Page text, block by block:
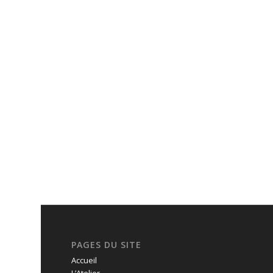
PAGES DU SITE
Accueil